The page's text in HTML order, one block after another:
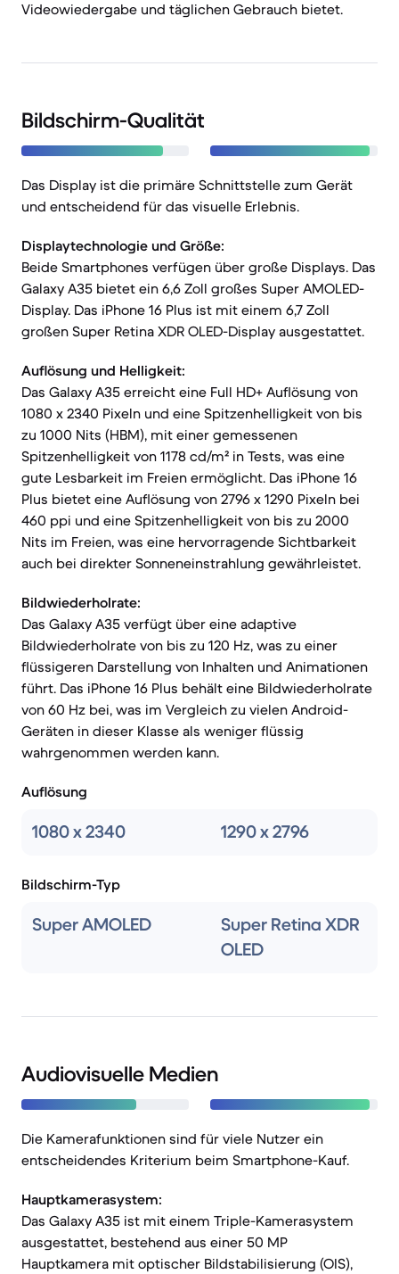
Videowiedergabe und täglichen Gebrauch bietet.
Bildschirm-Qualität
Das Display ist die primäre Schnittstelle zum Gerät
und entscheidend für das visuelle Erlebnis.
Displaytechnologie und Größe:
Beide Smartphones verfügen über große Displays. Das
Galaxy A35 bietet ein 6,6 Zoll großes Super AMOLED-
Display. Das iPhone 16 Plus ist mit einem 6,7 Zoll
großen Super Retina XDR OLED-Display ausgestattet.
Auflösung und Helligkeit:
Das Galaxy A35 erreicht eine Full HD+ Auflösung von
1080 x 2340 Pixeln und eine Spitzenhelligkeit von bis
zu 1000 Nits (HBM), mit einer gemessenen
Spitzenhelligkeit von 1178 cd/m² in Tests, was eine
gute Lesbarkeit im Freien ermöglicht. Das iPhone 16
Plus bietet eine Auflösung von 2796 x 1290 Pixeln bei
460 ppi und eine Spitzenhelligkeit von bis zu 2000
Nits im Freien, was eine hervorragende Sichtbarkeit
auch bei direkter Sonneneinstrahlung gewährleistet.
Bildwiederholrate:
Das Galaxy A35 verfügt über eine adaptive
Bildwiederholrate von bis zu 120 Hz, was zu einer
flüssigeren Darstellung von Inhalten und Animationen
führt. Das iPhone 16 Plus behält eine Bildwiederholrate
von 60 Hz bei, was im Vergleich zu vielen Android-
Geräten in dieser Klasse als weniger flüssig
wahrgenommen werden kann.
Auflösung
1080 x 2340 1290 x 2796
Bildschirm-Typ
Super AMOLED
Super Retina XDR
OLED
Audiovisuelle Medien
Die Kamerafunktionen sind für viele Nutzer ein
entscheidendes Kriterium beim Smartphone-Kauf.
Hauptkamerasystem:
Das Galaxy A35 ist mit einem Triple-Kamerasystem
ausgestattet, bestehend aus einer 50 MP
Hauptkamera mit optischer Bildstabilisierung (OIS),